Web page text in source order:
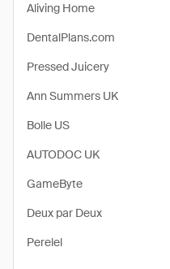
Aliving Home
DentalPlans.com
Pressed Juicery
Ann Summers UK
Bolle US
AUTODOC UK
GameByte
Deux par Deux
Perelel